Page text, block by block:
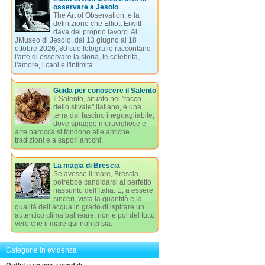
osservare a Jesolo
The Art of Observation: è la
definizione che Elliott Erwitt
dava del proprio lavoro. Al
JMuseo di Jesolo, dal 13 giugno al 18
ottobre 2026, 80 sue fotografie raccontano
l'arte di osservare la storia, le celebrità,
l'amore, i cani e l'intimità.
Guida per conoscere il Salento
Il Salento, situato nel "tacco
dello stivale" italiano, è una
terra dal fascino ineguagliabile,
dove spiagge meravigliose e
arte barocca si fondono alle antiche
tradizioni e a sapori antichi.
La magia di Brescia
Se avesse il mare, Brescia
potrebbe candidarsi al perfetto
riassunto dell’Italia. E, a essere
sinceri, vista la quantità e la
qualità dell’acqua in grado di ispirare un
autentico clima balneare, non è poi del tutto
vero che il mare qui non ci sia.
Categorie in evidenza